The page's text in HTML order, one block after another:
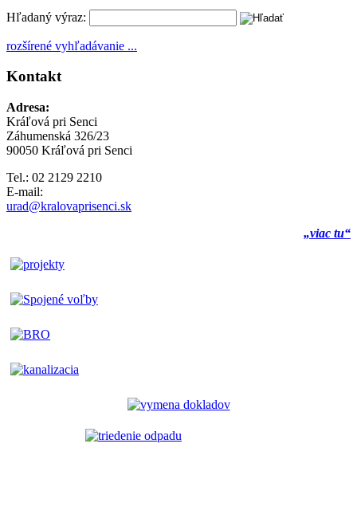
Hľadaný výraz:
rozšírené vyhľadávanie ...
Kontakt
Adresa:
Kráľová pri Senci
Záhumenská 326/23
90050 Kráľová pri Senci
Tel.: 02 2129 2210
E-mail:
urad@kralovaprisenci.sk
„viac tu“